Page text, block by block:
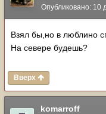
Опубликовано: 10
Взял бы,но в люблино
На севере будешь?
Вверх
komarroff